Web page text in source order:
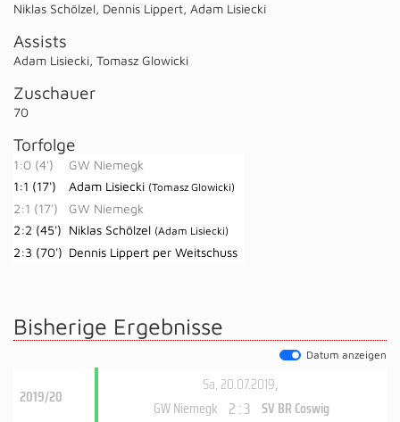
Niklas Schölzel, Dennis Lippert, Adam Lisiecki
Assists
Adam Lisiecki, Tomasz Glowicki
Zuschauer
70
Torfolge
1:0 (4')
GW Niemegk
1:1 (17')
Adam Lisiecki (Tomasz Glowicki)
2:1 (17')
GW Niemegk
2:2 (45') Niklas Schölzel (Adam Lisiecki)
2:3 (70') Dennis Lippert per Weitschuss
Bisherige Ergebnisse
Datum anzeigen
2019/20
Sa, 20.07.2019,
GW Niemegk 2 : 3 SV BR Coswig